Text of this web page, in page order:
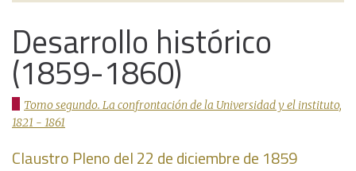
Galería
Documentos institucionales
Desarrollo histórico
(1859-1860)
Tomo segundo. La confrontación de la Universidad y el instituto,
1821 - 1861
Claustro Pleno del 22 de diciembre de 1859